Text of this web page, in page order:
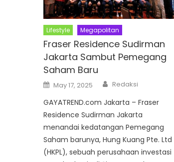
Lifestyle Megapolitan
Fraser Residence Sudirman
Jakarta Sambut Pemegang
Saham Baru
Posted
on
May 17, 2025 Author
Redaksi
GAYATREND.com Jakarta – Fraser
Residence Sudirman Jakarta
menandai kedatangan Pemegang
Saham barunya, Hung Kuang Pte. Ltd
(HKPL), sebuah perusahaan investasi